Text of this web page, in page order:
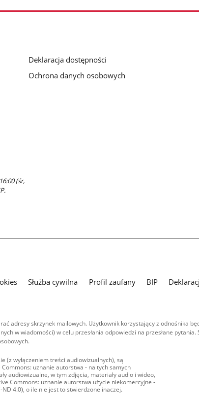
(śr,
Deklaracja dostępności
Ochrona danych osobowych
Służba cywilna Profil zaufany BIP
adresy skrzynek mailowych. Użytkownik korzystający z odnośnika
w wiadomości) w celu przesłania odpowiedzi na przesłane
(z wyłączeniem treści audiowizualnych), są
uznanie autorstwa - na tych samych
audiowizualne, w tym zdjęcia, materiały audio i wideo,
Commons: uznanie autorstwa użycie niekomercyjne -
ND 4.0), o ile nie jest to stwierdzone inaczej.